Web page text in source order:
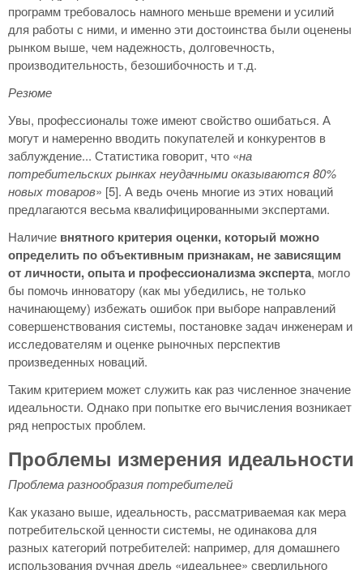
программ требовалось намного меньше времени и усилий
для работы с ними, и именно эти достоинства были оценены
рынком выше, чем надежность, долговечность,
производительность, безошибочность и т.д.
Резюме
Увы, профессионалы тоже имеют свойство ошибаться. А
могут и намеренно вводить покупателей и конкурентов в
заблуждение... Статистика говорит, что «на
потребительских рынках неудачными оказываются 80%
новых товаров» [5]. А ведь очень многие из этих новаций
предлагаются весьма квалифицированными экспертами.
Наличие внятного критерия оценки, который можно
определить по объективным признакам, не зависящим
от личности, опыта и профессионализма эксперта, могло
бы помочь инноватору (как мы убедились, не только
начинающему) избежать ошибок при выборе направлений
совершенствования системы, постановке задач инженерам и
исследователям и оценке рыночных перспектив
произведенных новаций.
Таким критерием может служить как раз численное значение
идеальности. Однако при попытке его вычисления возникает
ряд непростых проблем.
Проблемы измерения идеальности
Проблема разнообразия потребителей
Как указано выше, идеальность, рассматриваемая как мера
потребительской ценности системы, не одинакова для
разных категорий потребителей: например, для домашнего
использования ручная дрель «идеальнее» сверлильного